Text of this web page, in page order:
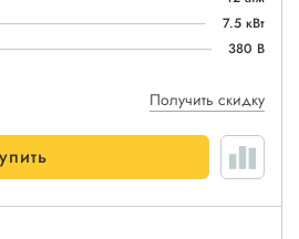
7.5 кВт
380 В
Получить скидку